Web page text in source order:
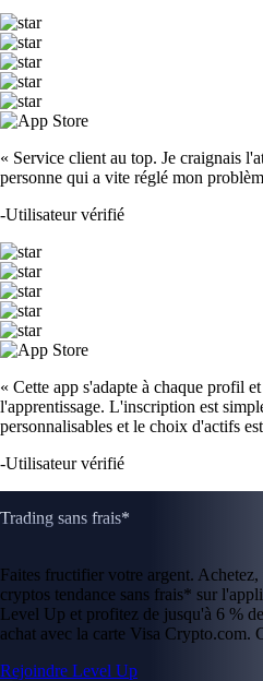
« Service client au top. Je craignais
personne qui a vite réglé mon
-Utilisateur vérifié
« Cette app s'adapte à chaque profil
l'apprentissage. L'inscription est
personnalisables et le choix d'actifs
-Utilisateur vérifié
Trading sans frais*
Faites fructifier votre argent.
cryptos tendance sans frais* sur
Level Up et profitez de jusqu'à 6 %
achat avec la carte Visa Crypto.com.
Rejoindre Level Up